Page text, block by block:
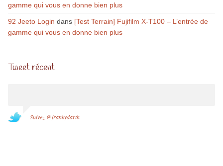
gamme qui vous en donne bien plus
92 Jeeto Login dans [Test Terrain] Fujifilm X-T100 – L’entrée de
gamme qui vous en donne bien plus
Tweet récent
Suivez @frankydarth